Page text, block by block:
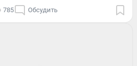
785 Обсудить